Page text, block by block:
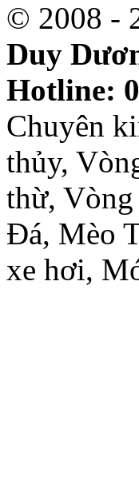
© 2008 -
Duy
Hotline:
Chuyên
thủy,
thừ, Vòng
Đá, Mèo
xe hơi,